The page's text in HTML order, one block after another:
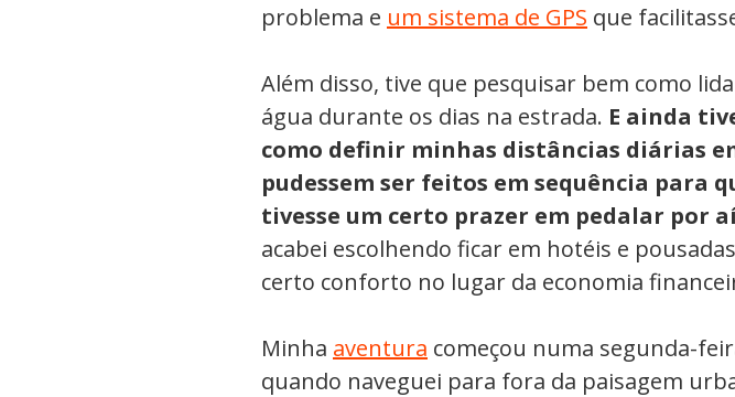
problema e um sistema de GPS que
Além disso, tive que pesquisar bem como
água durante os dias na estrada. E ainda
como definir minhas distâncias diárias
pudessem ser feitos em sequência para
tivesse um certo prazer em pedalar por
acabei escolhendo ficar em hotéis e
certo conforto no lugar da economia
Minha aventura começou numa segunda-
quando naveguei para fora da paisagem